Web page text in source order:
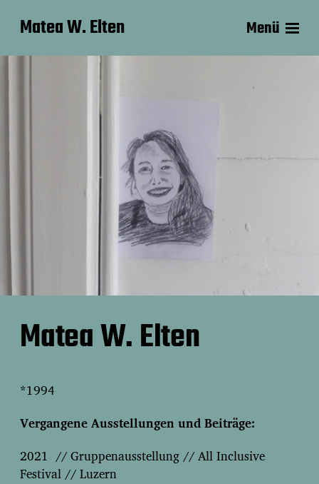
Matea W. Elten Menü
Matea W. Elten
*1994
Vergangene Ausstellungen und Beiträge:
2021 // Gruppenausstellung // All Inclusive
Festival // Luzern